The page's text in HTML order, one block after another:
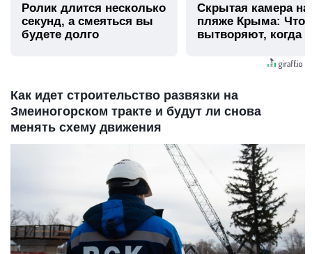
Ролик длится несколько
секунд, а смеяться вы
будете долго
Скрытая камера на
пляже Крыма: Что
вытворяют, когда
Как идет строительство развязки на
Змеиногорском тракте и будут ли снова
менять схему движения